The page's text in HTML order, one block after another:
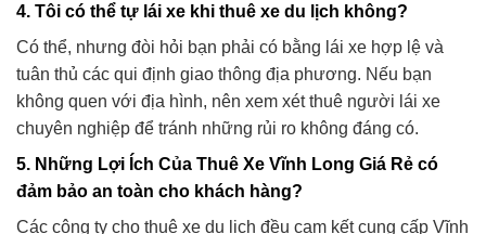
4. Tôi có thể tự lái xe khi thuê xe du lịch không?
Có thể, nhưng đòi hỏi bạn phải có bằng lái xe hợp lệ và
tuân thủ các qui định giao thông địa phương. Nếu bạn
không quen với địa hình, nên xem xét thuê người lái xe
chuyên nghiệp để tránh những rủi ro không đáng có.
5. Những Lợi Ích Của Thuê Xe Vĩnh Long Giá Rẻ có
đảm bảo an toàn cho khách hàng?
Các công ty cho thuê xe du lịch đều cam kết cung cấp Vĩnh